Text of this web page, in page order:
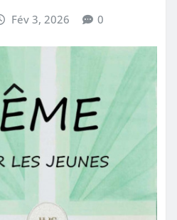
Fév 3, 2026 0